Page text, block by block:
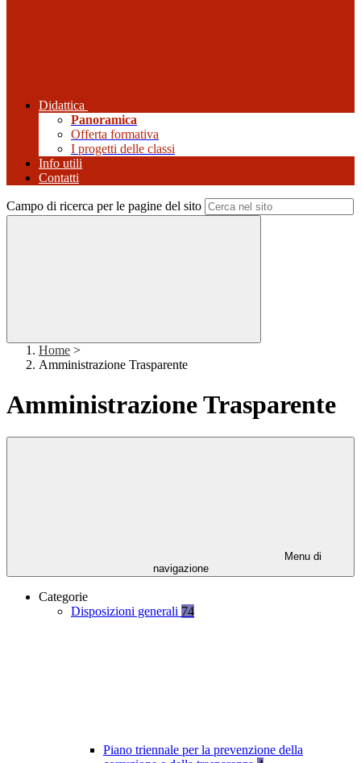
Didattica
Panoramica
Offerta formativa
I progetti delle classi
Info utili
Contatti
Campo di ricerca per le pagine del sito
Home >
Amministrazione Trasparente
Amministrazione Trasparente
Menu di
navigazione
Categorie
Disposizioni generali 74
Piano triennale per la prevenzione della